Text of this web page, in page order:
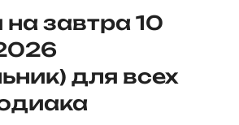
на завтра 10
для всех